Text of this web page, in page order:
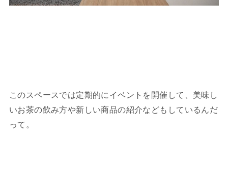
このスペースでは定期的にイベントを開催して、美味し
いお茶の飲み方や新しい商品の紹介などもしているんだ
って。